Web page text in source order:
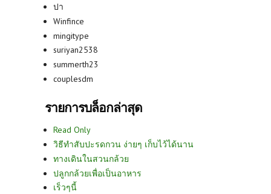
ปา
Winfince
mingitype
suriyan2538
summerth23
couplesdm
รายการบล็อกล่าสุด
Read Only
วิธีทำสับปะรดกวน ง่ายๆ เก็บไว้ได้นาน
ทางเดินในสวนกล้วย
ปลูกกล้วยเพื่อเป็นอาหาร
เร็วๆนี้